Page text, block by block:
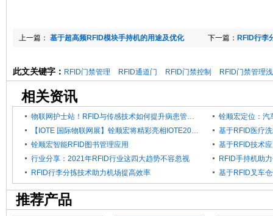
下一篇： RFID行李
上一篇： 基于超高频RFID模块手持机的用途及优化
此文关键字： RFID门禁管理 RFID通道门 RFID门禁控制 RFID门禁管理
相关资讯
物联网护士站！RFID与传感技术如何提升病患管理智能化？
铨顺宏定位：汽
【IOTE 国际物联网展】铨顺宏将精彩亮相IOTE2021深圳国际物联网展会
铨顺宏智能RFID图书管理应用
基于RFID技术
行业分享：2021年RFID行业这四大趋势不容忽视
RFID手持机助
RFID行李分拣技术助力机场提高效率
基于RFID叉车
推荐产品